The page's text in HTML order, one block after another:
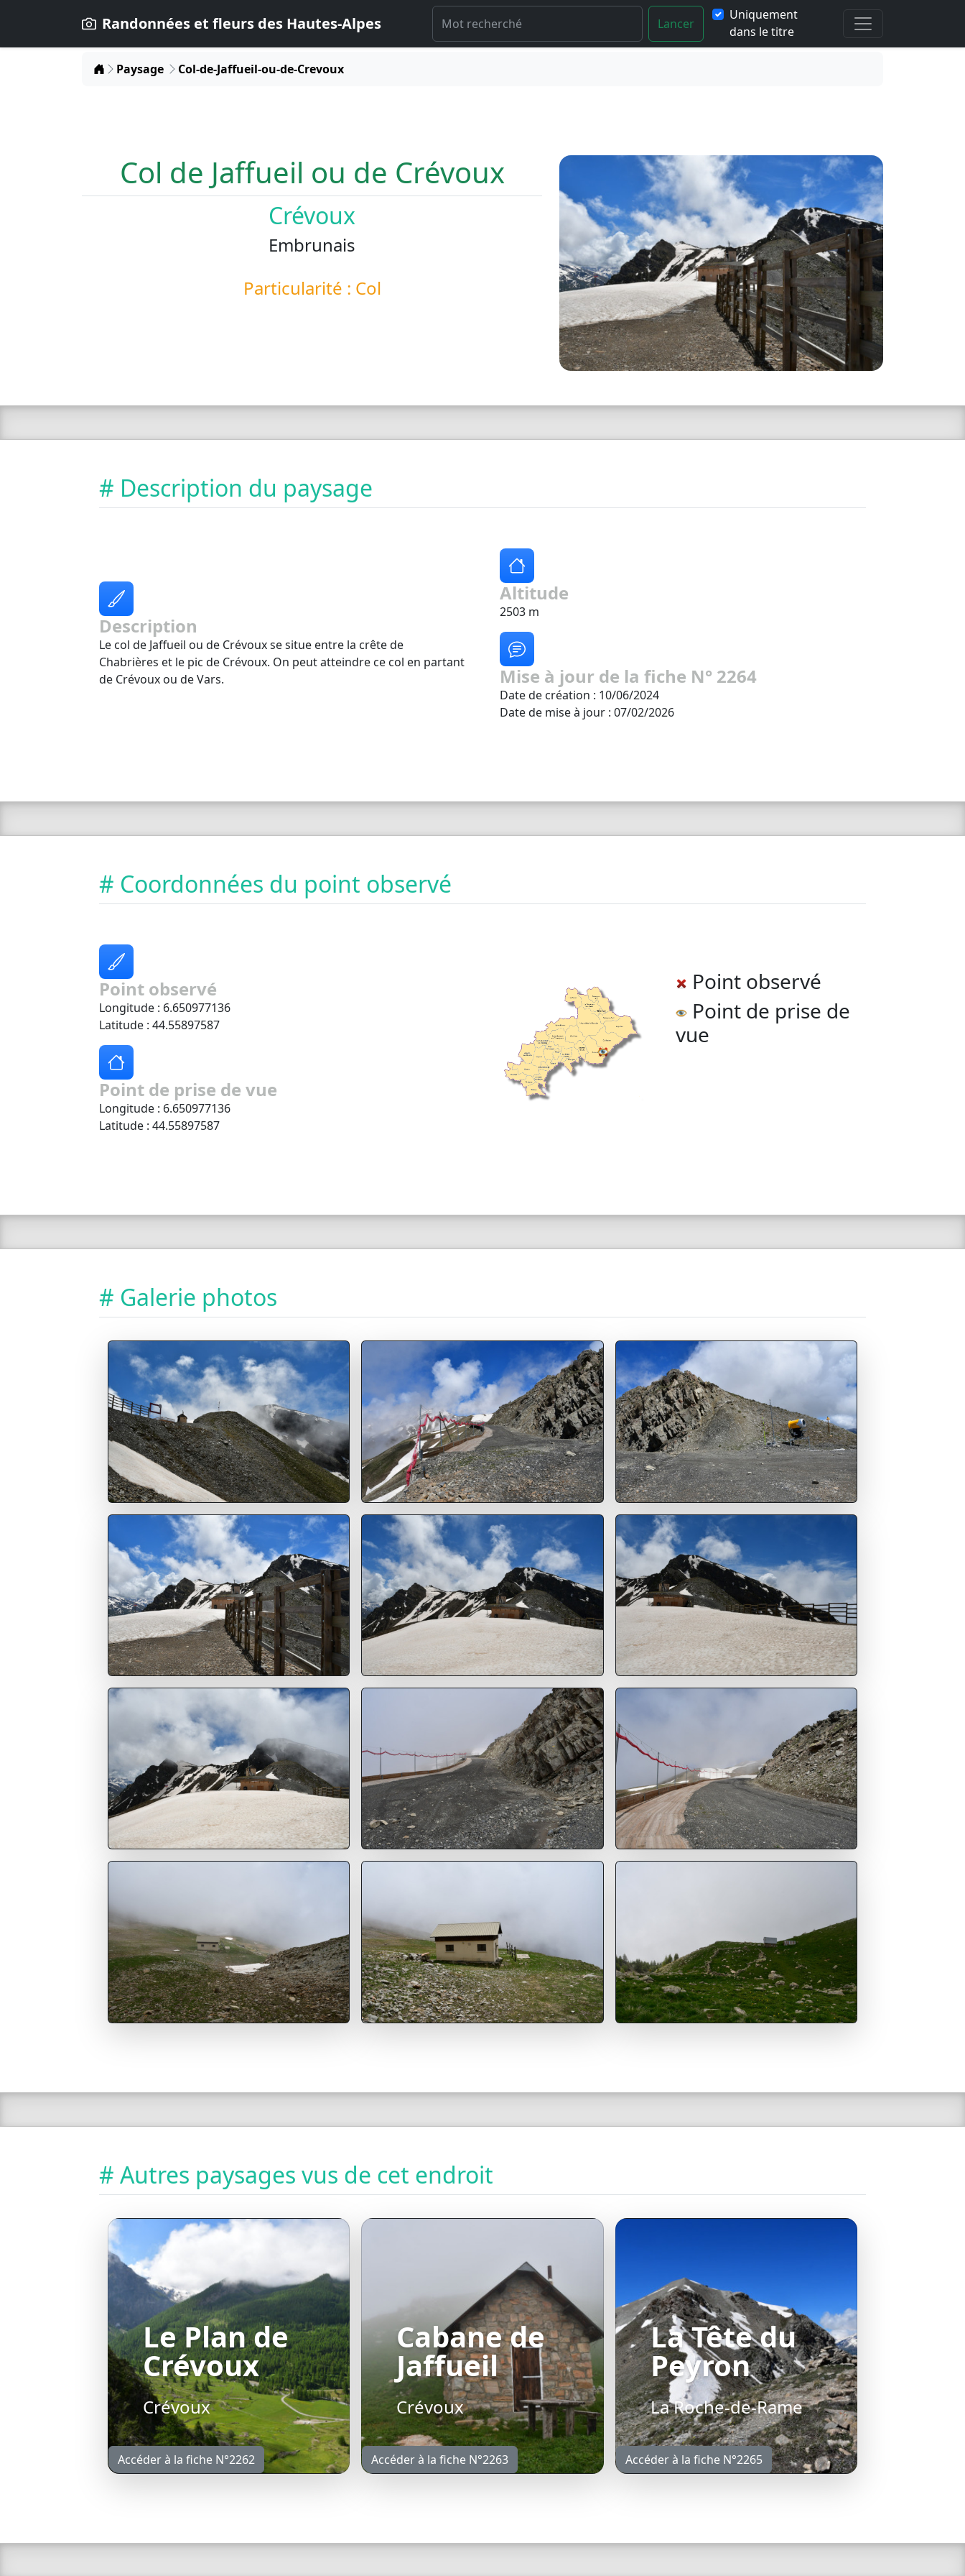
Randonnées et fleurs des Hautes-Alpes Lancer
Uniquement
dans le titre
Home
Paysage Col-de-Jaffueil-ou-de-Crevoux
Col de Jaffueil ou de Crévoux
Crévoux
Embrunais
Particularité : Col
# Description du paysage
Description
Le col de Jaffueil ou de Crévoux se situe entre la crête de
Chabrières et le pic de Crévoux. On peut atteindre ce col en partant
de Crévoux ou de Vars.
Altitude
2503 m
Mise à jour de la fiche N° 2264
Date de création : 10/06/2024
Date de mise à jour : 07/02/2026
# Coordonnées du point observé
Point observé
Longitude : 6.650977136
Latitude : 44.55897587
Point de prise de vue
Longitude : 6.650977136
Latitude : 44.55897587
Point observé
Point de prise de
vue
# Galerie photos
# Autres paysages vus de cet endroit
Le Plan de
Crévoux
Crévoux
Accéder à la fiche N°2262
Cabane de
Jaffueil
Crévoux
Accéder à la fiche N°2263
La Tête du
Peyron
La Roche-de-Rame
Accéder à la fiche N°2265